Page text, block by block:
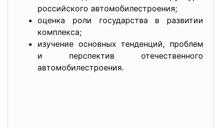
российского автомобилестроения;
оценка роли государства в развитии
комплекса;
изучение основных тенденций, проблем
и перспектив отечественного
автомобилестроения.